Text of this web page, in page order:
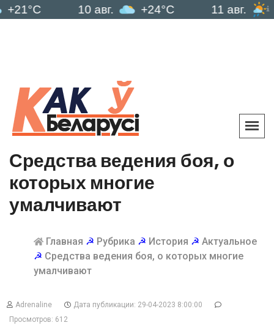
10 авг. +24°C 11 авг. +21°C
Средства ведения боя, о
которых многие
умалчивают
Главная ☭ Рубрика ☭ История ☭ Актуальное
☭ Средства ведения боя, о которых многие
умалчивают
Adrenaline
Дата публикации: 29-04-2023 8:00:00
Просмотров: 612